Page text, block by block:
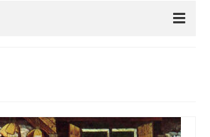
e